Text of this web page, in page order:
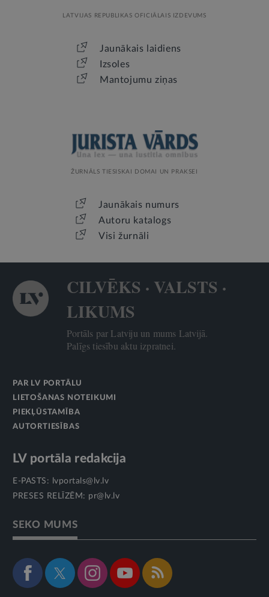
LATVIJAS REPUBLIKAS OFICIĀLAIS IZDEVUMS
Jaunākais laidiens
Izsoles
Mantojumu ziņas
ŽURNĀLS TIESISKAI DOMAI UN PRAKSEI
Jaunākais numurs
Autoru katalogs
Visi žurnāli
CILVĒKS · VALSTS ·
LIKUMS
Portāls par Latviju un mums Latvijā.
Palīgs tiesību aktu izpratnei.
PAR LV PORTĀLU
LIETOŠANAS NOTEIKUMI
PIEKĻŪSTAMĪBA
AUTORTIESĪBAS
LV portāla redakcija
E-PASTS:
lvportals@lv.lv
PRESES RELĪZĒM: pr@lv.lv
SEKO MUMS